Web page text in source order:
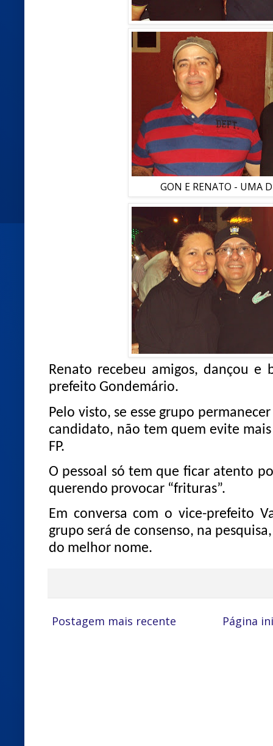
GON E RENATO - UMA
Renato recebeu amigos, dançou
prefeito Gondemário.
Pelo visto, se esse grupo
candidato, não tem quem evite
FP.
O pessoal só tem que ficar atento
querendo provocar “frituras”.
Em conversa com o vice-prefeito
grupo será de consenso, na
do melhor nome.
Postagem mais recente Página